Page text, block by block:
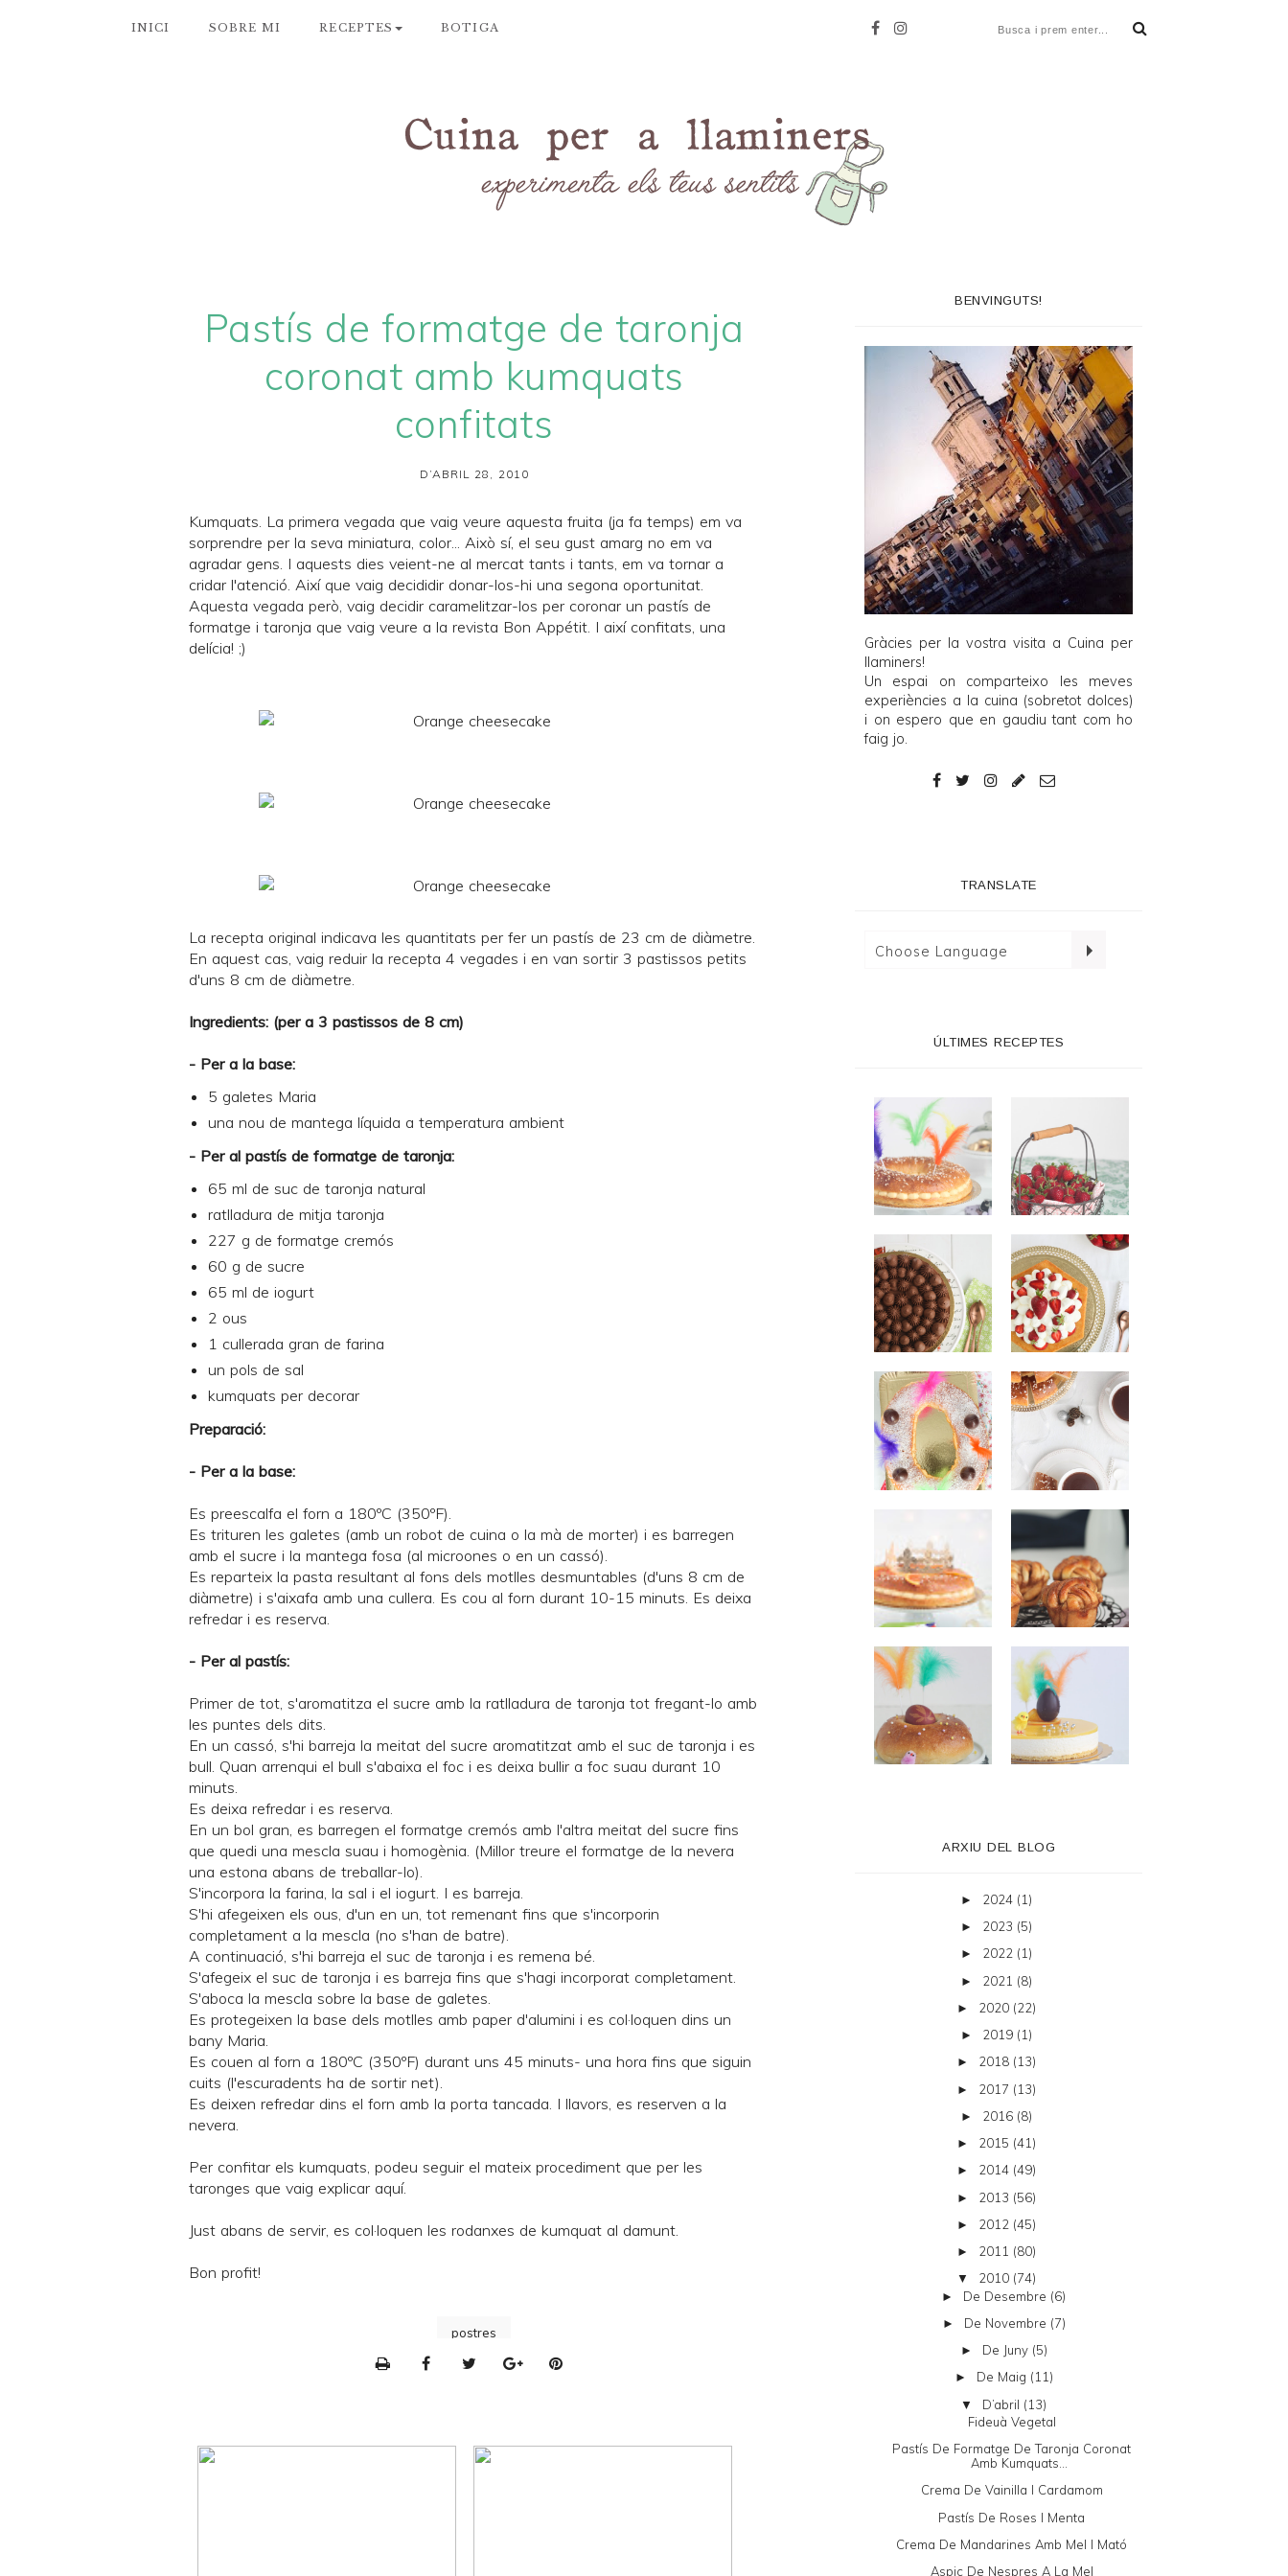
INICI SOBRE MI RECEPTES BOTIGA
Pastís de formatge de taronja
coronat amb kumquats
confitats
D’ABRIL 28, 2010
Kumquats. La primera vegada que vaig veure aquesta fruita (ja fa temps) em va
sorprendre per la seva miniatura, color... Això sí, el seu gust amarg no em va
agradar gens. I aquests dies veient-ne al mercat tants i tants, em va tornar a
cridar l'atenció. Així que vaig decididir donar-los-hi una segona oportunitat.
Aquesta vegada però, vaig decidir caramelitzar-los per coronar un pastís de
formatge i taronja que vaig veure a la revista Bon Appétit. I així confitats, una
delícia! ;)
La recepta original indicava les quantitats per fer un pastís de 23 cm de diàmetre.
En aquest cas, vaig reduir la recepta 4 vegades i en van sortir 3 pastissos petits
d'uns 8 cm de diàmetre.
Ingredients: (per a 3 pastissos de 8 cm)
- Per a la base:
5 galetes Maria
una nou de mantega líquida a temperatura ambient
- Per al pastís de formatge de taronja:
65 ml de suc de taronja natural
ratlladura de mitja taronja
227 g de formatge cremós
60 g de sucre
65 ml de iogurt
2 ous
1 cullerada gran de farina
un pols de sal
kumquats per decorar
Preparació:
- Per a la base:
Es preescalfa el forn a 180ºC (350ºF).
Es trituren les galetes (amb un robot de cuina o la mà de morter) i es barregen
amb el sucre i la mantega fosa (al microones o en un cassó).
Es reparteix la pasta resultant al fons dels motlles desmuntables (d'uns 8 cm de
diàmetre) i s'aixafa amb una cullera. Es cou al forn durant 10-15 minuts. Es deixa
refredar i es reserva.
- Per al pastís:
Primer de tot, s'aromatitza el sucre amb la ratlladura de taronja tot fregant-lo amb
les puntes dels dits.
En un cassó, s'hi barreja la meitat del sucre aromatitzat amb el suc de taronja i es
bull. Quan arrenqui el bull s'abaixa el foc i es deixa bullir a foc suau durant 10
minuts.
Es deixa refredar i es reserva.
En un bol gran, es barregen el formatge cremós amb l'altra meitat del sucre fins
que quedi una mescla suau i homogènia. (Millor treure el formatge de la nevera
una estona abans de treballar-lo).
S'incorpora la farina, la sal i el iogurt. I es barreja.
S'hi afegeixen els ous, d'un en un, tot remenant fins que s'incorporin
completament a la mescla (no s'han de batre).
A continuació, s'hi barreja el suc de taronja i es remena bé.
S'afegeix el suc de taronja i es barreja fins que s'hagi incorporat completament.
S'aboca la mescla sobre la base de galetes.
Es protegeixen la base dels motlles amb paper d'alumini i es col·loquen dins un
bany Maria.
Es couen al forn a 180ºC (350ºF) durant uns 45 minuts- una hora fins que siguin
cuits (l'escuradents ha de sortir net).
Es deixen refredar dins el forn amb la porta tancada. I llavors, es reserven a la
nevera.
Per confitar els kumquats, podeu seguir el mateix procediment que per les
taronges que vaig explicar aquí.
Just abans de servir, es col·loquen les rodanxes de kumquat al damunt.
Bon profit!
postres
n
BENVINGUTS!
Gràcies per la vostra visita a Cuina per
llaminers!
Un espai on comparteixo les meves
experiències a la cuina (sobretot dolces)
i on espero que en gaudiu tant com ho
faig jo.
TRANSLATE
ÚLTIMES RECEPTES
ARXIU DEL BLOG
► 2024 (1)
► 2023 (5)
► 2022 (1)
► 2021 (8)
► 2020 (22)
► 2019 (1)
► 2018 (13)
► 2017 (13)
► 2016 (8)
► 2015 (41)
► 2014 (49)
► 2013 (56)
► 2012 (45)
► 2011 (80)
▼ 2010 (74)
► De Desembre (6)
► De Novembre (7)
► De Juny (5)
► De Maig (11)
▼ D’abril (13)
Fideuà Vegetal
Pastís De Formatge De Taronja Coronat
Amb Kumquats...
Crema De Vainilla I Cardamom
Pastís De Roses I Menta
Crema De Mandarines Amb Mel I Mató
Aspic De Nespres A La Mel